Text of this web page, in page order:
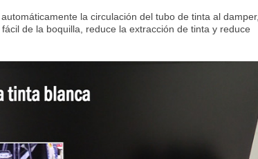
la circulación del tubo de tinta al damper,
de la boquilla, reduce la extracción de tinta y reduce